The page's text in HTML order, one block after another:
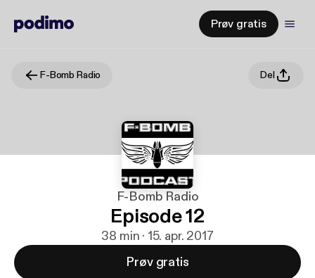
Prøv gratis
F-Bomb Radio Del
F-Bomb Radio
Episode 12
38 min · 15. apr. 2017
Prøv gratis